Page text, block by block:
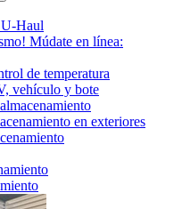
U-Haul
Múdate en línea:
de temperatura
vehículo y bote
en exteriores